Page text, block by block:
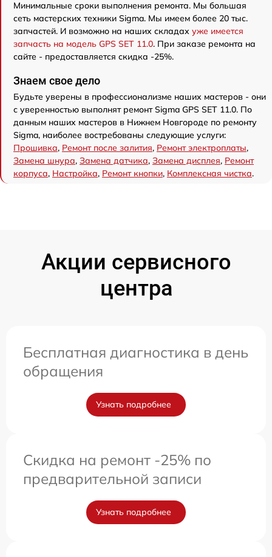
Минимальные сроки выполнения ремонта. Мы большая
сеть мастерских техники Sigma. Мы имеем более 20 тыс.
запчастей. И возможно на наших складах уже имеется
запчасть на модель GPS SET 11.0. При заказе ремонта на
сайте - предоставляется скидка -25%.
Знаем свое дело
Будьте уверены в профессионализме наших мастеров - они
с уверенностью выполнят ремонт Sigma GPS SET 11.0. По
данным наших мастеров в Нижнем Новгороде по ремонту
Sigma, наиболее востребованы следующие услуги:
Прошивка, Ремонт после залития, Ремонт электроплаты,
Замена шнура, Замена датчика, Замена дисплея, Ремонт
корпуса, Настройка, Ремонт кнопки, Комплексная чистка.
Акции сервисного
центра
Бесплатная диагностика в день
обращения
Узнать подробнее
Скидка на ремонт -25% по
предварительной записи
Узнать подробнее